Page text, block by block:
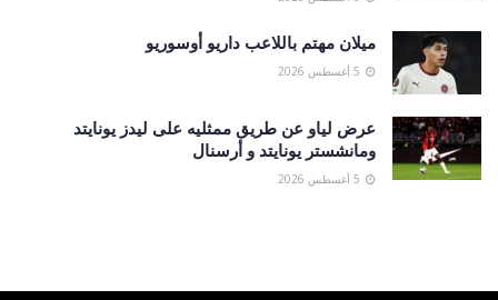
ميلان مهتم باللاعب داريو أوسوريو
عرض لياو عن طريق ممثليه على ليدز يونايتد
ومانشستر يونايتد و أرسنال